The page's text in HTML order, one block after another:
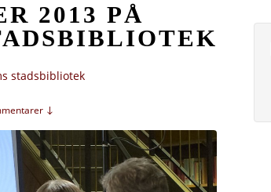
2013 PÅ
stadsbibliotek
↓